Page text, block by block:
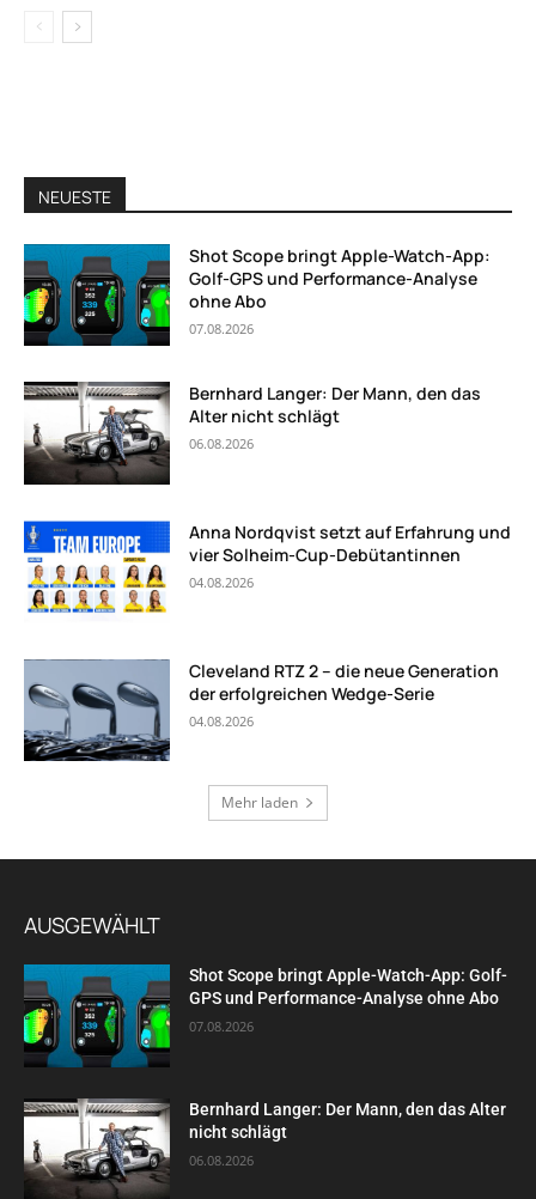
NEUESTE
Shot Scope bringt Apple-Watch-App:
Golf-GPS und Performance-Analyse
ohne Abo
07.08.2026
Bernhard Langer: Der Mann, den das
Alter nicht schlägt
06.08.2026
Anna Nordqvist setzt auf Erfahrung und
vier Solheim-Cup-Debütantinnen
04.08.2026
Cleveland RTZ 2 – die neue Generation
der erfolgreichen Wedge-Serie
04.08.2026
Mehr laden
AUSGEWÄHLT
Shot Scope bringt Apple-Watch-App: Golf-
GPS und Performance-Analyse ohne Abo
07.08.2026
Bernhard Langer: Der Mann, den das Alter
nicht schlägt
06.08.2026